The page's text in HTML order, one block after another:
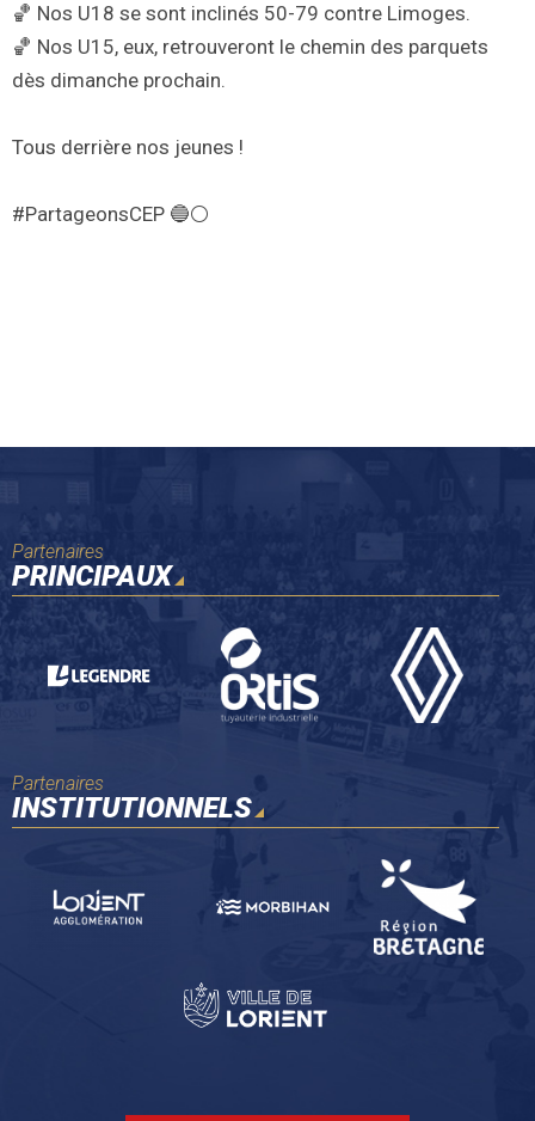
🏀 Nos U18 se sont inclinés 50-79 contre Limoges.
🏀 Nos U15, eux, retrouveront le chemin des parquets
dès dimanche prochain.
Tous derrière nos jeunes !
#PartageonsCEP 🔵⚪
Partenaires
PRINCIPAUX
Partenaires
INSTITUTIONNELS